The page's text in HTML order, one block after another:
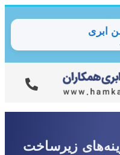
ابری
زیرساخت